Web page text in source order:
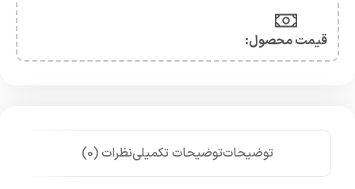
قیمت محصول:​
توضیحاتتوضیحات تکمیلینظرات (0)